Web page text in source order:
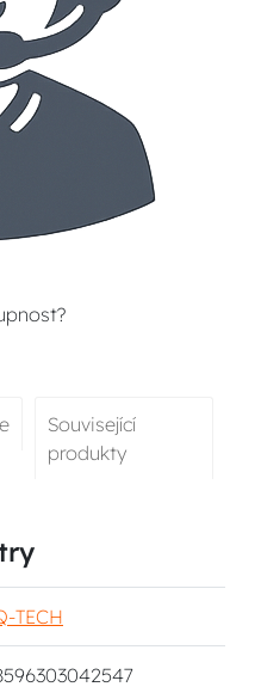
Související
produkty
TECH